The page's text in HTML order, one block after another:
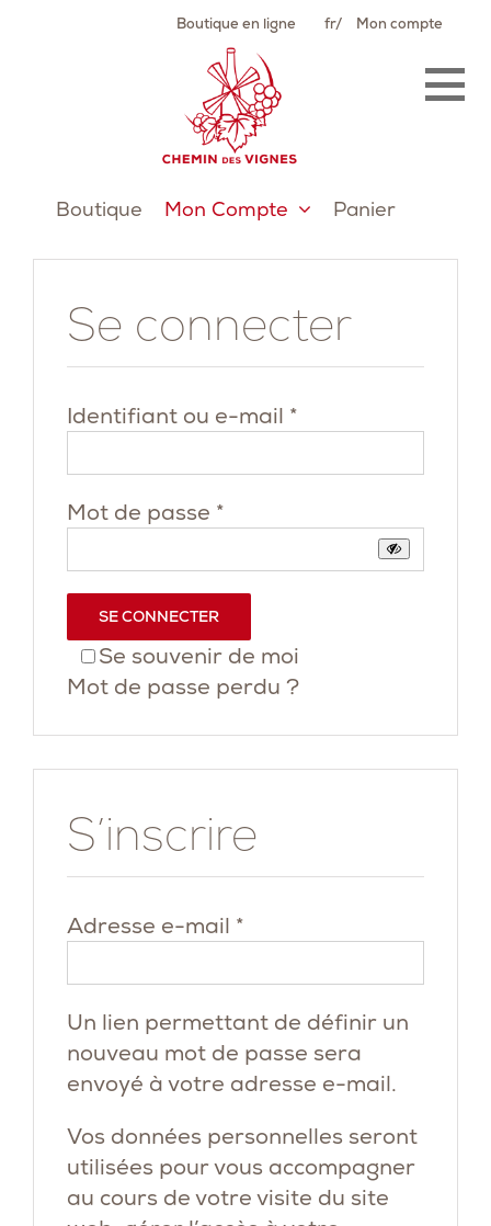
Boutique en ligne fr Mon compte
Boutique Mon Compte Panier
Se connecter
Identifiant ou e-mail *
Mot de passe *
Se souvenir de moi
SE CONNECTER
Mot de passe perdu ?
S’inscrire
Adresse e-mail *
Un lien permettant de définir un
nouveau mot de passe sera
envoyé à votre adresse e-mail.
Vos données personnelles seront
utilisées pour vous accompagner
au cours de votre visite du site